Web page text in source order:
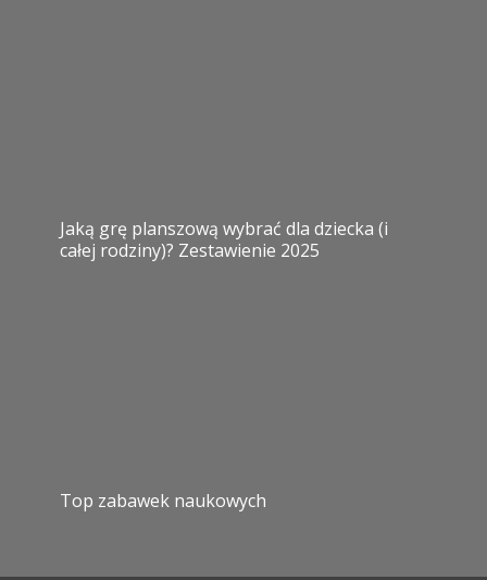
Jaką grę planszową wybrać dla dziecka (i
całej rodziny)? Zestawienie 2025
Top zabawek naukowych